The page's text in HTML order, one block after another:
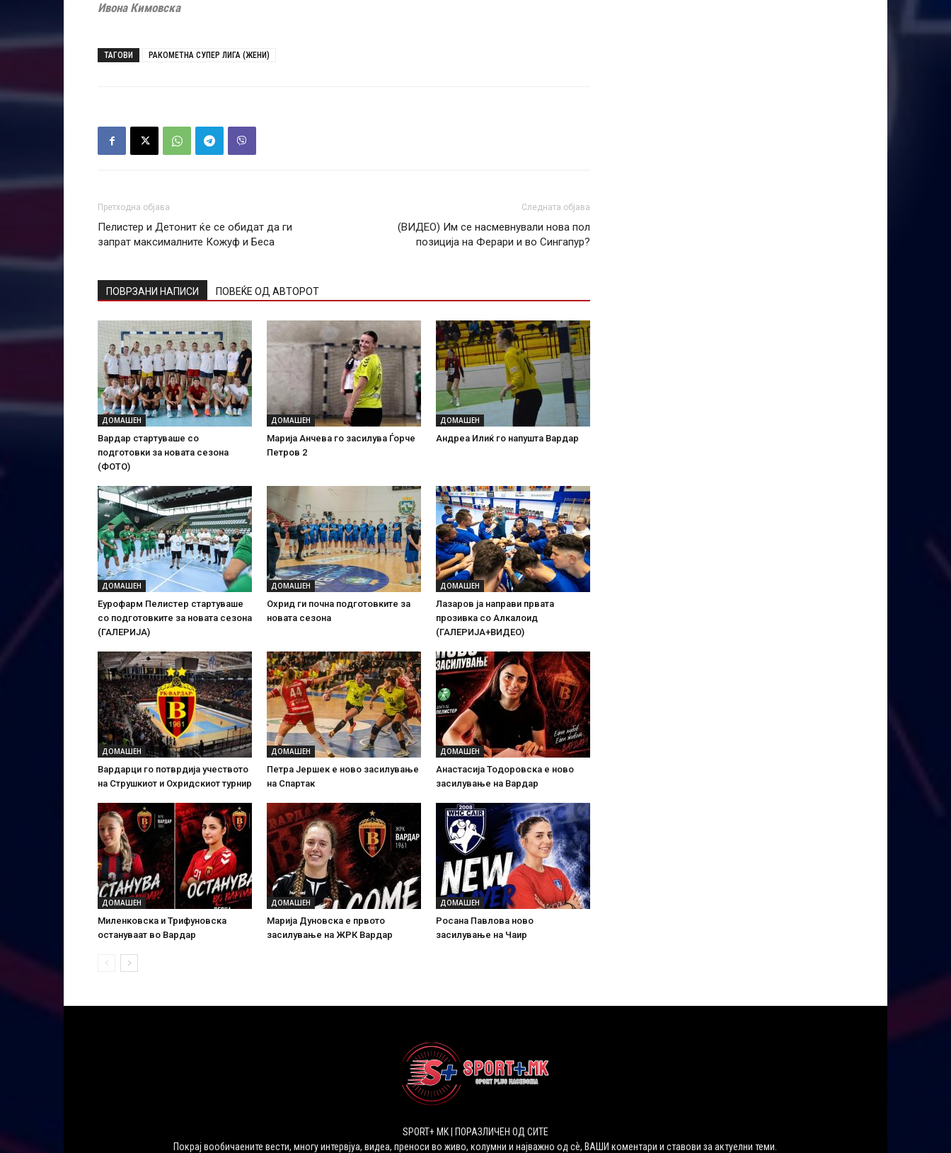
Ивона Кимовска
ТАГОВИ РАКОМЕТНА СУПЕР ЛИГА (ЖЕНИ)
Претходна објава
Пелистер и Детонит ќе се обидат да ги
запрат максималните Кожуф и Беса
Следната објава
(ВИДЕО) Им се насмевнували нова пол
позиција на Ферари и во Сингапур?
ПОВРЗАНИ НАПИСИ ПОВЕЌЕ ОД АВТОРОТ
ДОМАШЕН
Вардар стартуваше со
подготовки за новата сезона
(ФОТО)
ДОМАШЕН
Марија Анчева го засилува Ѓорче
Петров 2
ДОМАШЕН
Андреа Илиќ го напушта Вардар
ДОМАШЕН
Еурофарм Пелистер стартуваше
со подготовките за новата сезона
(ГАЛЕРИЈА)
ДОМАШЕН
Охрид ги почна подготовките за
новата сезона
ДОМАШЕН
Лазаров ја направи првата
прозивка со Алкалоид
(ГАЛЕРИЈА+ВИДЕО)
ДОМАШЕН
Вардарци го потврдија учеството
на Струшкиот и Охридскиот турнир
ДОМАШЕН
Петра Јершек е ново засилување
на Спартак
ДОМАШЕН
Анастасија Тодоровска е ново
засилување на Вардар
ДОМАШЕН
Миленковска и Трифуновска
остануваат во Вардар
ДОМАШЕН
Марија Дуновска е првото
засилување на ЖРК Вардар
ДОМАШЕН
Росана Павлова ново
засилување на Чаир
SPORT+ MK | ПОРАЗЛИЧЕН ОД СИТЕ
Покрај вообичаените вести, многу интервјуа, видеа, преноси во живо, колумни и најважно од сѐ, ВАШИ коментари и ставови за актуелни теми.